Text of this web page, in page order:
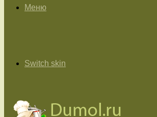
Меню
Switch skin